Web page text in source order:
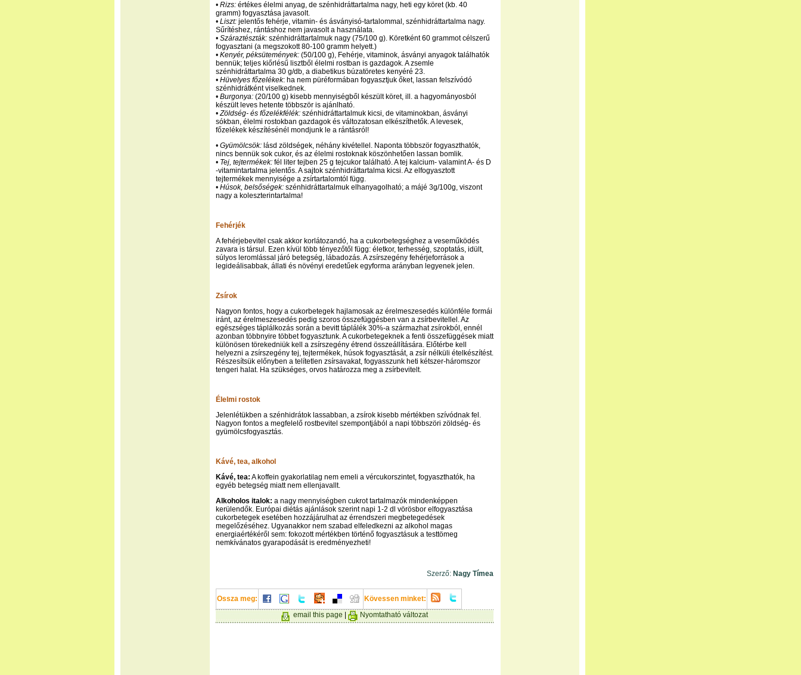
• Rizs: értékes élelmi anyag, de szénhidráttartalma nagy, heti egy köret (kb. 40
gramm) fogyasztása javasolt.
• Liszt: jelentős fehérje, vitamin- és ásványisó-tartalommal, szénhidráttartalma nagy.
Sűrítéshez, rántáshoz nem javasolt a használata.
• Száraztészták: szénhidráttartalmuk nagy (75/100 g). Köretként 60 grammot célszerű
fogyasztani (a megszokott 80-100 gramm helyett.)
• Kenyér, péksütemények: (50/100 g), Fehérje, vitaminok, ásványi anyagok találhatók
bennük; teljes kiőrlésű lisztből élelmi rostban is gazdagok. A zsemle
szénhidráttartalma 30 g/db, a diabetikus búzatöretes kenyéré 23.
• Hüvelyes főzelékek: ha nem püréformában fogyasztjuk őket, lassan felszívódó
szénhidrátként viselkednek.
• Burgonya: (20/100 g) kisebb mennyiségből készült köret, ill. a hagyományosból
készült leves hetente többször is ajánlható.
•Zöldség- és főzelékfélék: szénhidráttartalmuk kicsi, de vitaminokban, ásványi
sókban, élelmi rostokban gazdagok és változatosan elkészíthetők. A levesek,
főzelékek készítésénél mondjunk le a rántásról!
• Gyümölcsök: lásd zöldségek, néhány kivétellel. Naponta többször fogyaszthatók,
nincs bennük sok cukor, és az élelmi rostoknak köszönhetően lassan bomlik.
• Tej, tejtermékek: fél liter tejben 25 g tejcukor található. A tej kalcium- valamint A- és D
-vitamintartalma jelentős. A sajtok szénhidráttartalma kicsi. Az elfogyasztott
tejtermékek mennyisége a zsírtartalomtól függ.
• Húsok, belsőségek: szénhidráttartalmuk elhanyagolható; a májé 3g/100g, viszont
nagy a koleszterintartalma!
Fehérjék
A fehérjebevitel csak akkor korlátozandó, ha a cukorbetegséghez a veseműködés
zavara is társul. Ezen kívül több tényezőtől függ: életkor, terhesség, szoptatás, idült,
súlyos leromlással járó betegség, lábadozás. A zsírszegény fehérjeforrások a
legideálisabbak, állati és növényi eredetűek egyforma arányban legyenek jelen.
Zsírok
Nagyon fontos, hogy a cukorbetegek hajlamosak az érelmeszesedés különféle formái
iránt, az érelmeszesedés pedig szoros összefüggésben van a zsírbevitellel. Az
egészséges táplálkozás során a bevitt táplálék 30%-a származhat zsírokból, ennél
azonban többnyire többet fogyasztunk. A cukorbetegeknek a fenti összefüggések miatt
különösen törekedniük kell a zsírszegény étrend összeállítására. Előtérbe kell
helyezni a zsírszegény tej, tejtermékek, húsok fogyasztását, a zsír nélküli ételkészítést.
Részesítsük előnyben a telítetlen zsírsavakat, fogyasszunk heti kétszer-háromszor
tengeri halat. Ha szükséges, orvos határozza meg a zsírbevitelt.
Élelmi rostok
Jelenlétükben a szénhidrátok lassabban, a zsírok kisebb mértékben szívódnak fel.
Nagyon fontos a megfelelő rostbevitel szempontjából a napi többszöri zöldség- és
gyümölcsfogyasztás.
Kávé, tea, alkohol
Kávé, tea: A koffein gyakorlatilag nem emeli a vércukorszintet, fogyaszthatók, ha
egyéb betegség miatt nem ellenjavallt.
Alkoholos italok: a nagy mennyiségben cukrot tartalmazók mindenképpen
kerülendők. Európai diétás ajánlások szerint napi 1-2 dl vörösbor elfogyasztása
cukorbetegek esetében hozzájárulhat az érrendszeri megbetegedések
megelőzéséhez. Ugyanakkor nem szabad elfeledkezni az alkohol magas
energiaértékéről sem: fokozott mértékben történő fogyasztásuk a testtömeg
nemkívánatos gyarapodását is eredményezheti!
Szerző: Nagy Tímea
Ossza meg:
Kövessen minket:
email this page
Nyomtatható változat